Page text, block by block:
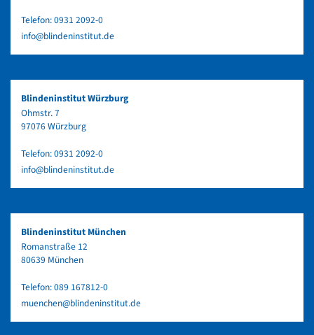
Telefon:0931 2092-0
info@blindeninstitut.de
Blindeninstitut Würzburg
Ohmstr. 7
97076 Würzburg
Telefon:0931 2092-0
info@blindeninstitut.de
Blindeninstitut München
Romanstraße 12
80639 München
Telefon:089 167812-0
muenchen@blindeninstitut.de